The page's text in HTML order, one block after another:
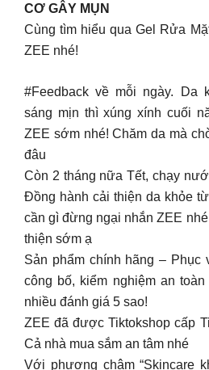
CƠ GÂY MỤN
Cùng tìm hiểu qua Gel Rửa
ZEE nhé!
#Feedback về mỗi ngày. Da
sáng mịn thì xúng xính cuối
ZEE sớm nhé! Chăm da mà
đâu
Còn 2 tháng nữa Tết, chạy
Đồng hành cải thiện da khỏe
cần gì đừng ngại nhắn ZEE
thiện sớm ạ
Sản phẩm chính hãng – Phục
công bố, kiểm nghiệm an
nhiều đánh giá 5 sao!
ZEE đã được Tiktokshop cấp
Cả nhà mua sắm an tâm nhé
Với phương châm “Skincare